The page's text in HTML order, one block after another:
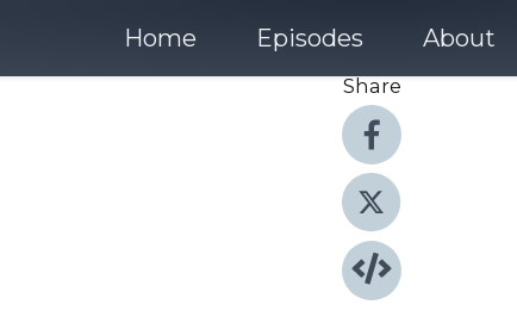
Home Episodes About
Share